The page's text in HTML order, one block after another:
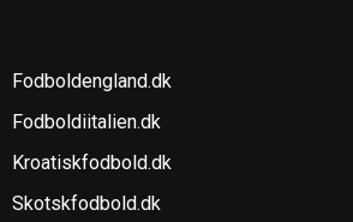
Fodboldengland.dk
Fodboldiitalien.dk
Kroatiskfodbold.dk
Skotskfodbold.dk